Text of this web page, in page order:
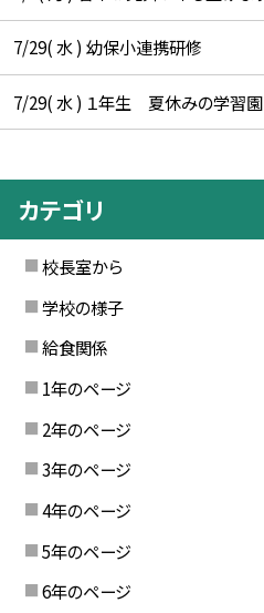
7/29( 水 ) 幼保小連携研修
7/29( 水 ) １年生 夏休みの学習園
カテゴリ
校長室から
学校の様子
給食関係
1年のページ
2年のページ
3年のページ
4年のページ
5年のページ
6年のページ